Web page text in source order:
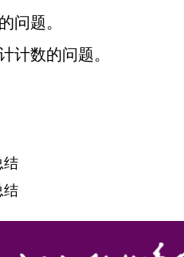
问题。
计数的问题。
结
结